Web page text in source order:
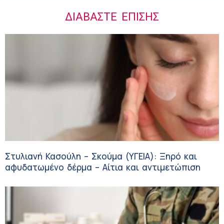
ΔΙΑΒΆΣΤΕ ΕΠΊΣΗΣ
Στυλιανή Κασούλη – Σκούμα (ΥΓΕΙΑ): Ξηρό και
αφυδατωμένο δέρμα – Αίτια και αντιμετώπιση